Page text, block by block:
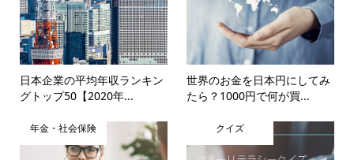
日本企業の平均年収ランキン
グトップ50【2020年...
世界のお金を日本円にしてみ
たら？1000円で何が買...
年金・社会保険 クイズ